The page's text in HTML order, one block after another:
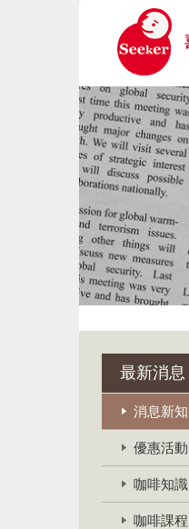
最新消息
消息新知
優惠活動
咖啡知識
咖啡課程